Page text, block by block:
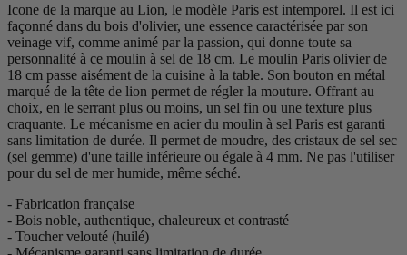
Icone de la marque au Lion, le modèle Paris est intemporel. Il est ici
façonné dans du bois d'olivier, une essence caractérisée par son
veinage vif, comme animé par la passion, qui donne toute sa
personnalité à ce moulin à sel de 18 cm. Le moulin Paris olivier de
18 cm passe aisément de la cuisine à la table. Son bouton en métal
marqué de la tête de lion permet de régler la mouture. Offrant au
choix, en le serrant plus ou moins, un sel fin ou une texture plus
craquante. Le mécanisme en acier du moulin à sel Paris est garanti
sans limitation de durée. Il permet de moudre, des cristaux de sel sec
(sel gemme) d'une taille inférieure ou égale à 4 mm. Ne pas l'utiliser
pour du sel de mer humide, même séché.
- Fabrication française
- Bois noble, authentique, chaleureux et contrasté
- Toucher velouté (huilé)